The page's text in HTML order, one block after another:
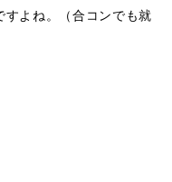
すよね。（合コンでも就